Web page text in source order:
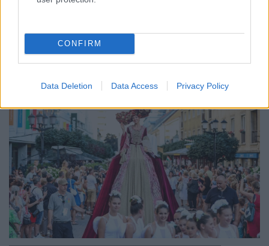
CONFIRM
Data Deletion Data Access Privacy Policy
1 hozzászólás